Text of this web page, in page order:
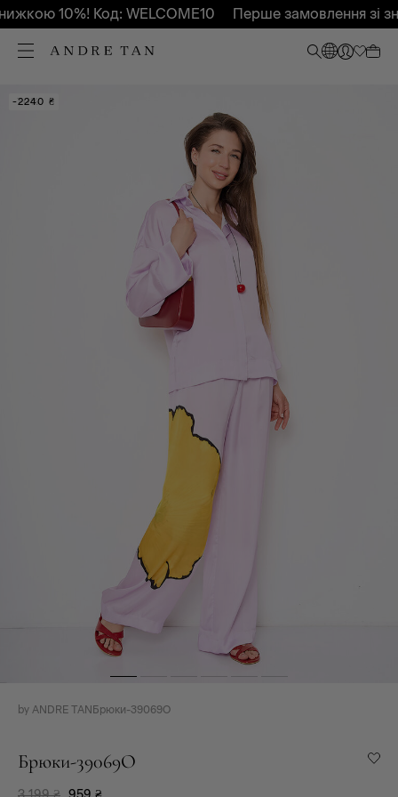
10%! Код: WELCOME10 Перше замовлення зі
-70%
-2240 ₴
by ANDRE TANБрюки-39069O
Брюки-39069O